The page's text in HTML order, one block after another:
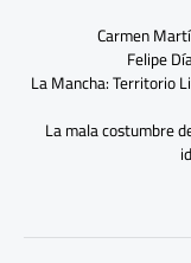
Carmen
Felipe
La Mancha: Territorio
La mala costumbre